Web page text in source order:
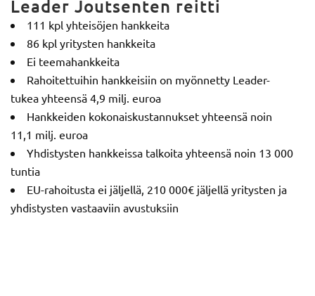
Leader Joutsenten reitti
111 kpl yhteisöjen hankkeita
86 kpl yritysten hankkeita
Ei teemahankkeita
Rahoitettuihin hankkeisiin on myönnetty Leader-
tukea yhteensä 4,9 milj. euroa
Hankkeiden kokonaiskustannukset yhteensä noin
11,1 milj. euroa
Yhdistysten hankkeissa talkoita yhteensä noin 13 000
tuntia
EU-rahoitusta ei jäljellä, 210 000€ jäljellä yritysten ja
yhdistysten vastaaviin avustuksiin